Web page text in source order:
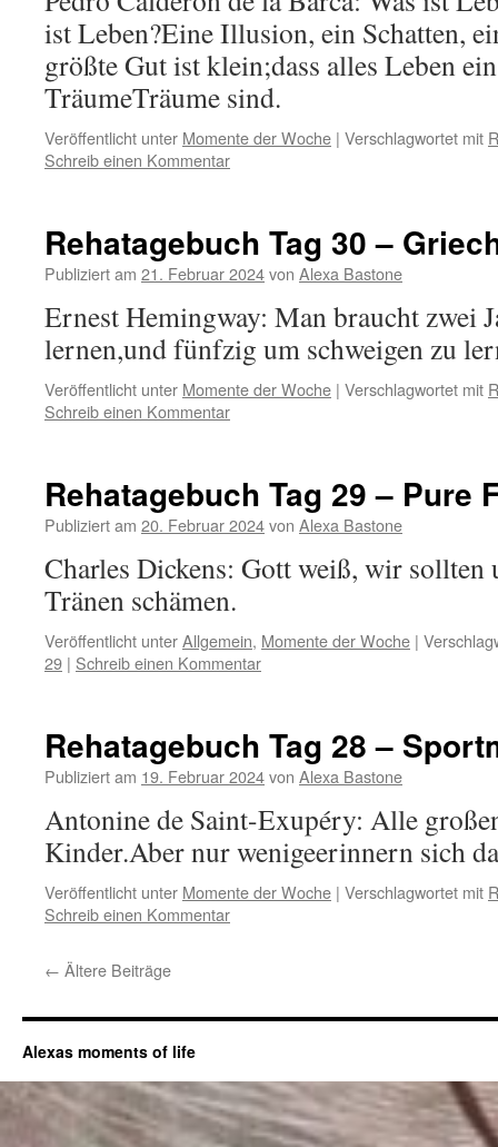
ist Leben?Eine Illusion, ein Schatten,
größte Gut ist klein;dass alles Leben
TräumeTräume sind.
Veröffentlicht unter Momente der Woche | Verschlagwortet mit
Schreib einen Kommentar
Rehatagebuch Tag 30 –
Publiziert am 21. Februar 2024von Alexa Bastone
Ernest Hemingway: Man braucht zwei
lernen,und fünfzig um schweigen zu
Veröffentlicht unter Momente der Woche | Verschlagwortet mit
Schreib einen Kommentar
Rehatagebuch Tag 29 – Pure
Publiziert am 20. Februar 2024von Alexa Bastone
Charles Dickens: Gott weiß, wir sollten
Tränen schämen.
Veröffentlicht unterAllgemein, Momente der Woche |
29 | Schreib einen Kommentar
Rehatagebuch Tag 28 –
Publiziert am 19. Februar 2024von Alexa Bastone
Antonine de Saint-Exupéry: Alle
Kinder.Aber nur wenigeerinnern sich
Veröffentlicht unter Momente der Woche | Verschlagwortet mit
Schreib einen Kommentar
← Ältere Beiträge
Alexas moments of life